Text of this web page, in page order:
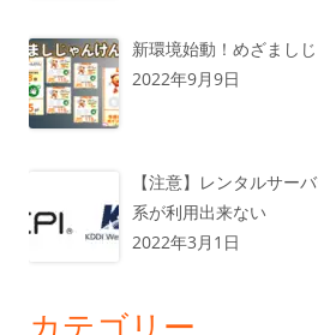
新環境始動！めざまし
2022年9月9日
【注意】レンタルサー
系が利用出来ない
2022年3月1日
カテゴリー